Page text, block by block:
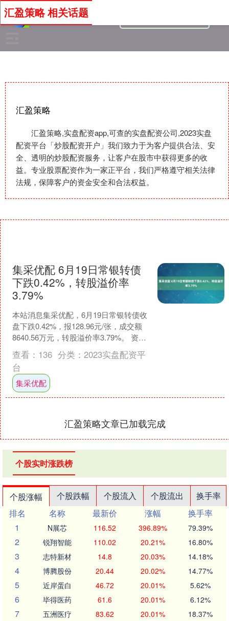
汇盈策略
汇盈策略,实盘配资app,可查的实盘配资公司,2023实盘
配资平台「炒股配资开户」我们致力于为客户提供合法、安
全、透明的炒股配资服务，让客户在股市中获得更多的收
益。专业股票配资作为一家正平台，我们严格遵守相关法律
法规，保障客户的资金安全和合法权益。
汇盈策略 相关话题
集采优配 6月19日常银转债
下跌0.42%，转股溢价率
3.79%
本站消息集采优配，6月19日常银转债收
盘下跌0.42%，报128.96元/张，成交额
8640.56万元，转股溢价率3.79%。 资料
显示，常银转债信用级别为“A....
查看： 136 分类： 2023实盘配资平
台
集采优配
汇盈策略文章已加载完成
个股实时涨跌榜
个股涨幅 个股跌幅 个股流入 个股流出
换手率
排名
名称 最新价 涨幅
换手率
1
N展芯 116.52 396.89% 79.39%
2 锐翔智能 110.02 20.21% 16.80%
3 志特新材 14.8 20.03% 14.18%
4 博腾股份 20.44 20.02% 14.77%
5 近岸蛋白 46.72 20.01% 5.62%
6 毕得医药 61.6 20.01% 6.12%
7 五洲医疗 83.62 20.01% 18.37%